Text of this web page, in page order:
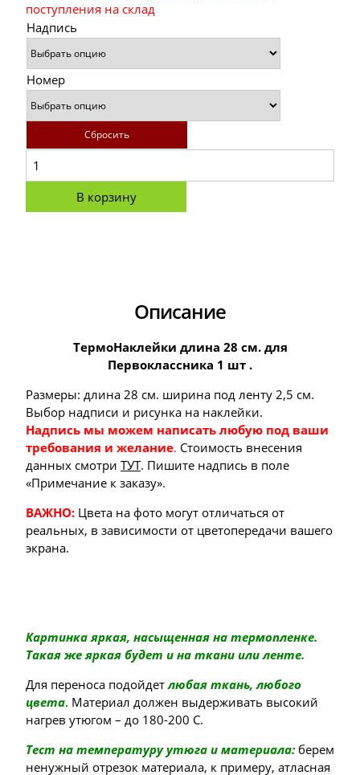
поступления на склад
Надпись
Номер
Сбросить
В корзину
Описание
ТермоНаклейки длина 28 см. для
Первоклассника 1 шт .
Размеры: длина 28 см. ширина под ленту 2,5 см.
Выбор надписи и рисунка на наклейки.
Надпись мы можем написать любую под ваши
требования и желание. Стоимость внесения
данных смотри ТУТ. Пишите надпись в поле
«Примечание к заказу».
ВАЖНО: Цвета на фото могут отличаться от
реальных, в зависимости от цветопередачи вашего
экрана.
Картинка яркая, насыщенная на термопленке.
Такая же яркая будет и на ткани или ленте.
Для переноса подойдетлюбая ткань, любого
цвета. Материал должен выдерживать высокий
нагрев утюгом – до 180-200 С.
Тест на температуру утюга и материала: берем
ненужный отрезок материала, к примеру, атласная